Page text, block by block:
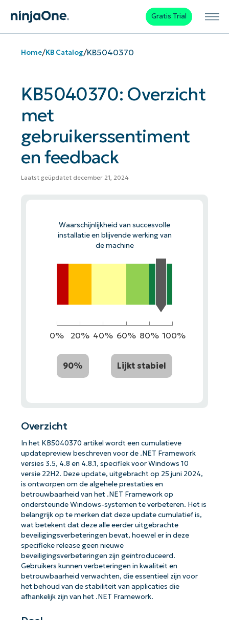
Gratis Trial
Home/KB Catalog/KB5040370
KB5040370: Overzicht
met
gebruikerssentiment
en feedback
Laatst geüpdatet december 21, 2024
Waarschijnlijkheid van succesvolle
installatie en blijvende werking van
de machine
0% 20% 40% 60% 80% 100%
90% Lijkt stabiel
Overzicht
In het KB5040370 artikel wordt een cumulatieve
updatepreview beschreven voor de .NET Framework
versies 3.5, 4.8 en 4.8.1, specifiek voor Windows 10
versie 22H2. Deze update, uitgebracht op 25 juni 2024,
is ontworpen om de algehele prestaties en
betrouwbaarheid van het .NET Framework op
ondersteunde Windows-systemen te verbeteren. Het is
belangrijk op te merken dat deze update cumulatief is,
wat betekent dat deze alle eerder uitgebrachte
beveiligingsverbeteringen bevat, hoewel er in deze
specifieke release geen nieuwe
beveiligingsverbeteringen zijn geïntroduceerd.
Gebruikers kunnen verbeteringen in kwaliteit en
betrouwbaarheid verwachten, die essentieel zijn voor
het behoud van de stabiliteit van applicaties die
afhankelijk zijn van het .NET Framework.